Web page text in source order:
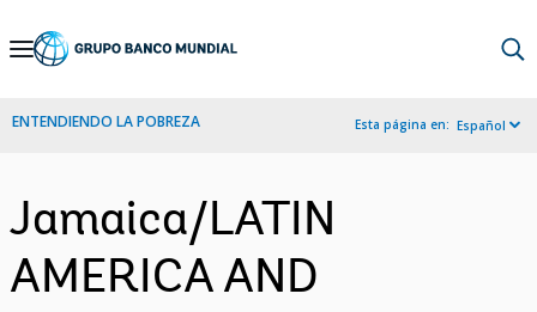
Skip
Navigation
ENTENDIENDO LA POBREZA Esta página en: Español
Jamaica/LATIN
AMERICA AND